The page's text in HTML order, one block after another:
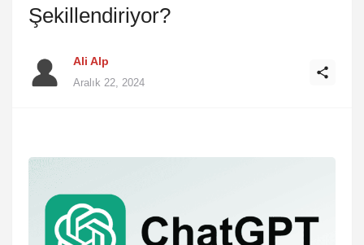
Şekillendiriyor?
Ali Alp
Aralık 22, 2024